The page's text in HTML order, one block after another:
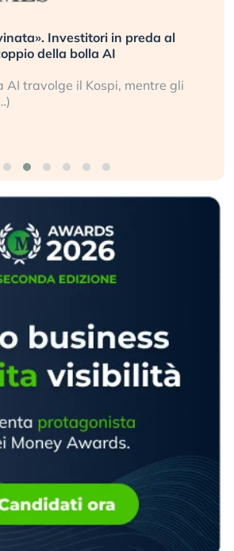
Investitori in preda al
della bolla AI
AI travolge il Kospi, mentre gli